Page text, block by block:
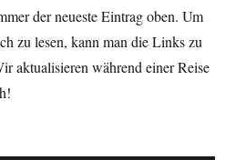
der neueste Eintrag oben. Um
zu lesen, kann man die Links zu
aktualisieren während einer Reise